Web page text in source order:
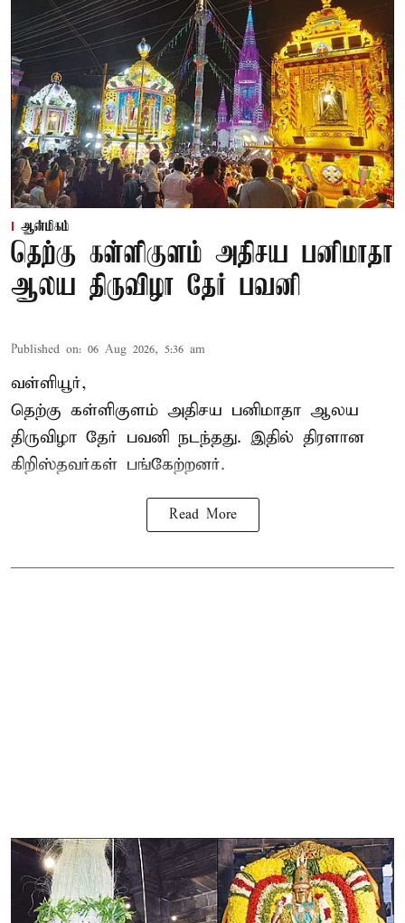
ஆன்மிகம்
தெற்கு கள்ளிகுளம் அதிசய பனிமாதா
ஆலய திருவிழா தேர் பவனி
Published on: 06 Aug 2026, 5:36 am
வள்ளியூர்,
தெற்கு கள்ளிகுளம் அதிசய பனிமாதா ஆலய
திருவிழா தேர் பவனி நடந்தது. இதில் திரளான
கிறிஸ்தவர்கள் பங்கேற்றனர்.
Read More